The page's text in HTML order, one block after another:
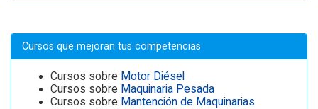
Cursos que mejoran tus competencias
Cursos sobre Motor Diésel
Cursos sobre Maquinaria Pesada
Cursos sobre Mantención de Maquinarias